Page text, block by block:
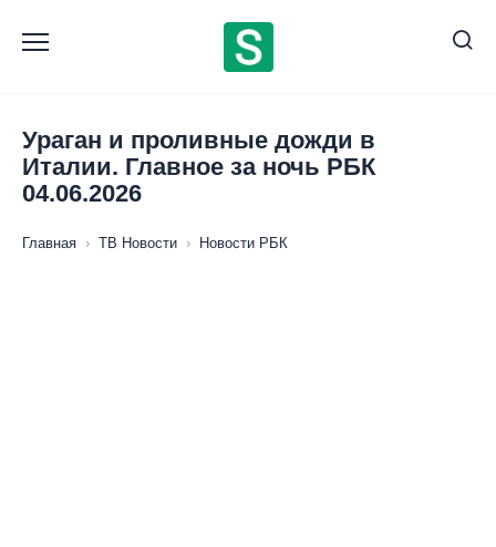
содержанию
Ураган и проливные дожди в
Италии. Главное за ночь РБК
04.06.2026
Главная › ТВ Новости › Новости РБК